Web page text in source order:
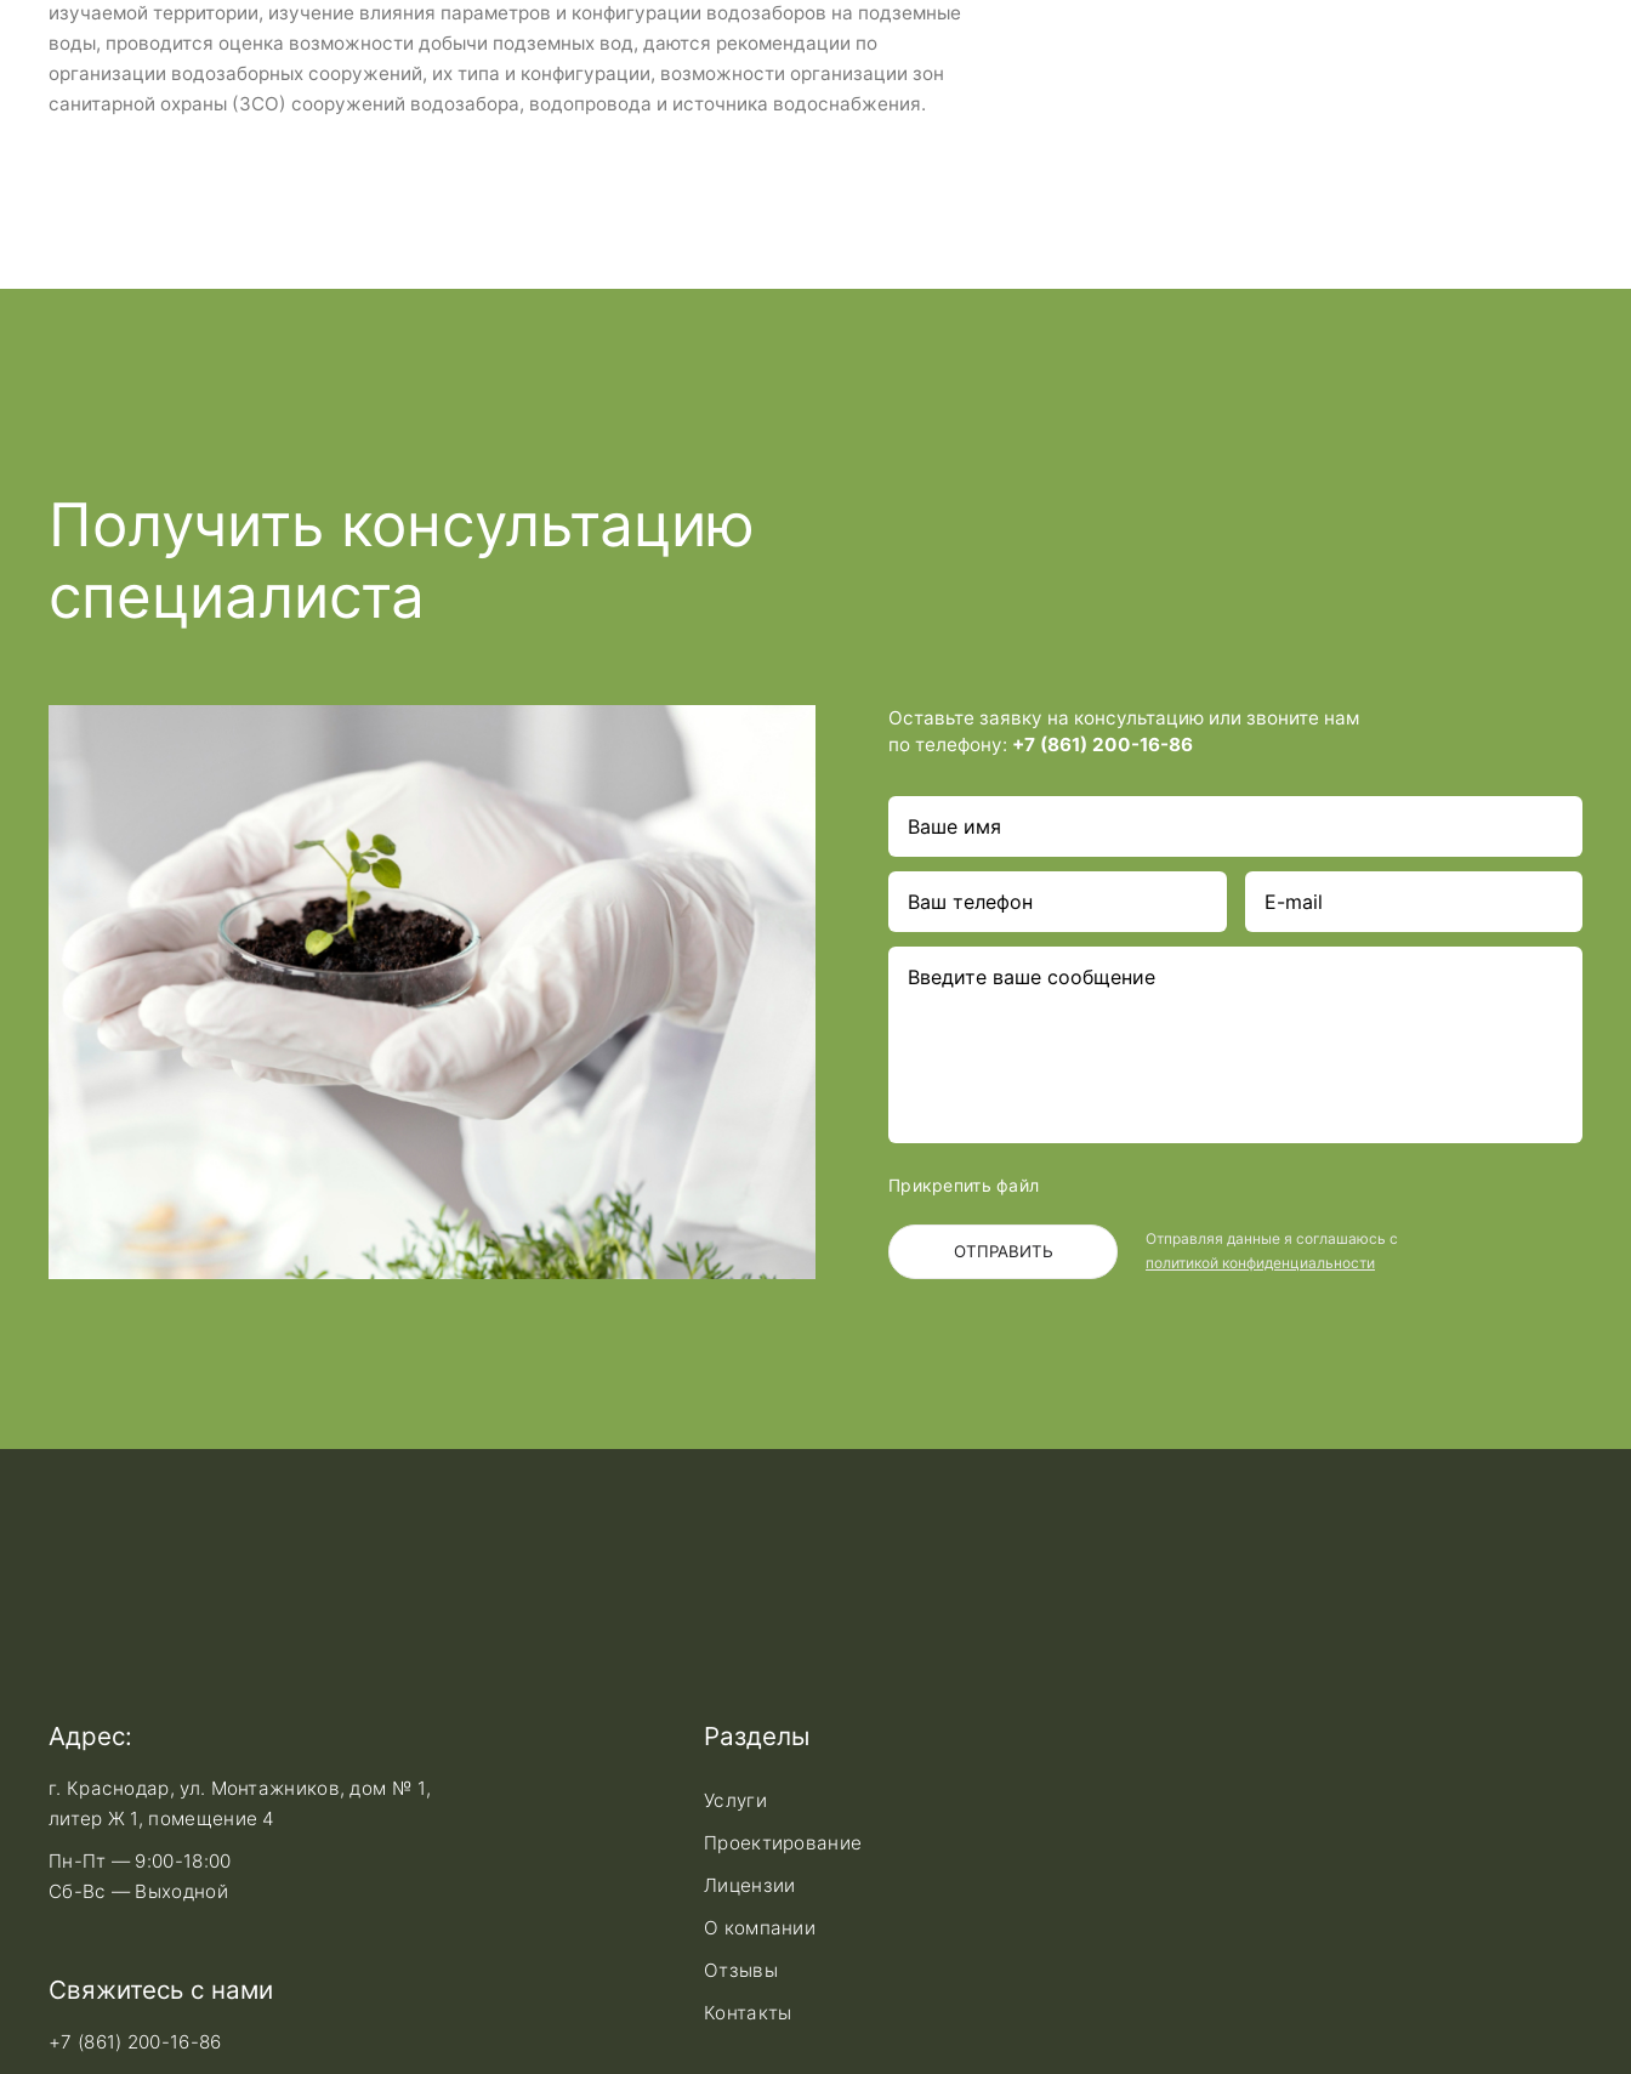
изучаемой территории, изучение влияния параметров и конфигурации водозаборов на подземные
воды, проводится оценка возможности добычи подземных вод, даются рекомендации по
организации водозаборных сооружений, их типа и конфигурации, возможности организации зон
санитарной охраны (ЗСО) сооружений водозабора, водопровода и источника водоснабжения.
Получить консультацию
специалиста
Оставьте заявку на консультацию или звоните нам
по телефону: +7 (861) 200-16-86
Прикрепить файл
ОТПРАВИТЬ
Отправляя данные я соглашаюсь с
политикой конфиденциальности
Адрес:
г. Краснодар, ул. Монтажников, дом № 1,
литер Ж 1, помещение 4
Пн-Пт — 9:00-18:00
Сб-Вс — Выходной
Свяжитесь с нами
+7 (861) 200-16-86
Разделы
Услуги
Проектирование
Лицензии
О компании
Отзывы
Контакты